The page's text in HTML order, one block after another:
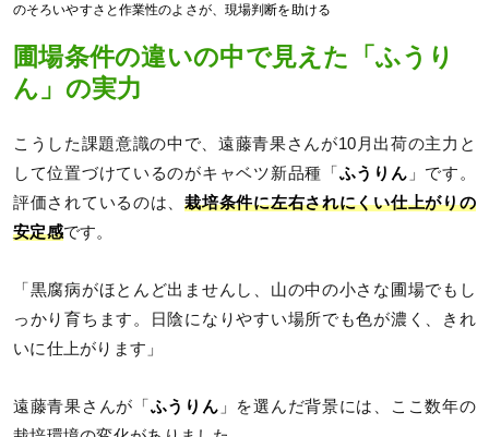
のそろいやすさと作業性のよさが、現場判断を助ける
圃場条件の違いの中で見えた「ふうり
ん」の実力
こうした課題意識の中で、遠藤青果さんが10月出荷の主力と
して位置づけているのがキャベツ新品種「 ふうりん 」です。
評価されているのは、栽培条件に左右されにくい仕上がりの
安定感です。
「黒腐病がほとんど出ませんし、山の中の小さな圃場でもし
っかり育ちます。日陰になりやすい場所でも色が濃く、きれ
いに仕上がります」
遠藤青果さんが「 ふうりん 」を選んだ背景には、ここ数年の